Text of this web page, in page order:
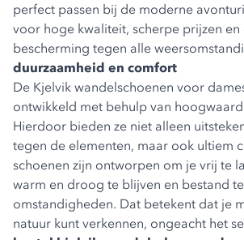
perfect passen bij de moderne
voor hoge kwaliteit, scherpe prijzen en
bescherming tegen alle
duurzaamheid en comfort
De Kjelvik wandelschoenen voor
ontwikkeld met behulp van
Hierdoor bieden ze niet alleen
tegen de elementen, maar ook ultiem
schoenen zijn ontworpen om je vrij te
warm en droog te blijven en bestand
omstandigheden. Dat betekent dat je
natuur kunt verkennen, ongeacht het